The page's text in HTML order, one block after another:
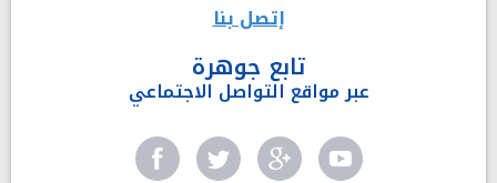
إتصل بنا
تابع جوهرة
عبر مواقع التواصل الاجتماعي